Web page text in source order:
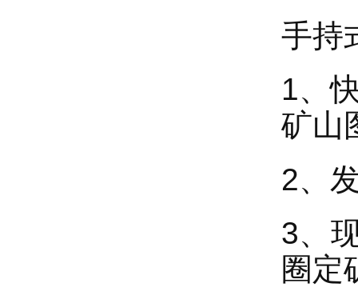
手持
1、
矿山
2、
3、
圈定